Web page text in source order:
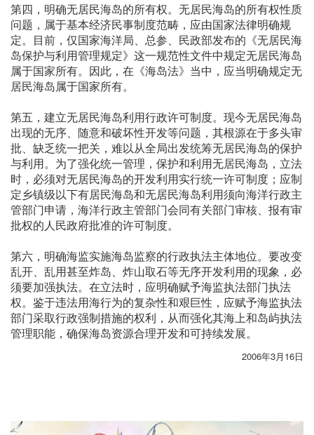
第四，明确无居民海岛的所有权。无居民海岛的所有权性质
问题，属于基本经济民事制度范畴，应由国家法律明确规
定。目前，仅国家海洋局、总参、民政部发布的《无居民海
岛保护与利用管理规定》这一规范性文件中规定无居民海岛
属于国家所有。因此，在《海岛法》当中，应当明确规定无
居民海岛属于国家所有。
第五，建立无居民海岛利用行政许可制度。现今无居民海岛
出现的无序、随意和破坏性开发等问题，其根源在于多头审
批、缺乏统一把关，难以从全局出发统筹无居民海岛的保护
与利用。为了强化统一管理，保护和利用无居民海岛，立法
时，必须对无居民海岛的开发利用实行统一许可制度；应制
定乡镇级以下有居民海岛和无居民海岛利用须向海洋行政主
管部门申请，海洋行政主管部门会同有关部门审核、报有审
批权的人民政府批准的许可制度。
第六，明确海监实施海岛监察的行政执法主体地位。要改变
乱开、乱用甚至炸岛、炸山取石等无序开发利用的现象，必
须要加强执法。在立法时，应明确赋予海监执法部门执法
权。鉴于违法用海行为的复杂性和艰巨性，应赋予海监执法
部门采取行政强制措施的权利，从而强化其海上和岛屿执法
管理职能，确保海岛资源合理开发和可持续发展。
2006年3月16日